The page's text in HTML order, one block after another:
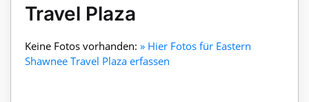
Travel Plaza
Keine Fotos vorhanden: » Hier Fotos für Eastern
Shawnee Travel Plaza erfassen